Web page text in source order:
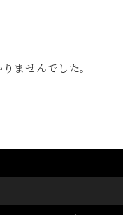
ませんでした。